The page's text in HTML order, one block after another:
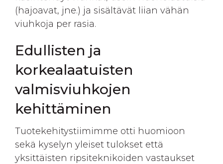
(hajoavat, jne.) ja sisältävät liian vähän
viuhkoja per rasia.
Edullisten ja
korkealaatuisten
valmisviuhkojen
kehittäminen
Tuotekehitystiimimme otti huomioon
sekä kyselyn yleiset tulokset että
yksittäisten ripsiteknikoiden vastaukset